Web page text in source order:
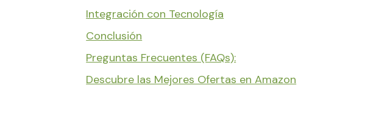
Integración con Tecnología
Conclusión
Preguntas Frecuentes (FAQs):
Descubre las Mejores Ofertas en Amazon